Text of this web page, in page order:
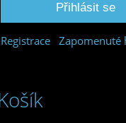
Registrace Zapomenuté